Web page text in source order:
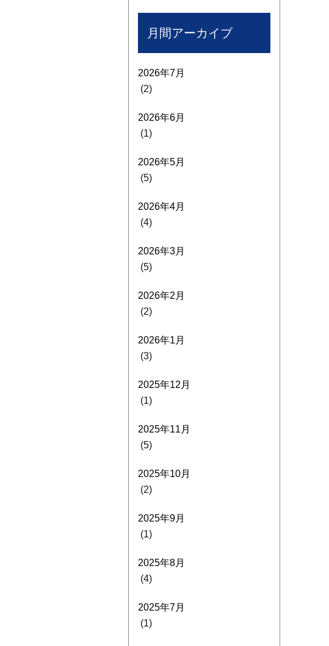
月間アーカイブ
2026年7月
(2)
2026年6月
(1)
2026年5月
(5)
2026年4月
(4)
2026年3月
(5)
2026年2月
(2)
2026年1月
(3)
2025年12月
(1)
2025年11月
(5)
2025年10月
(2)
2025年9月
(1)
2025年8月
(4)
2025年7月
(1)